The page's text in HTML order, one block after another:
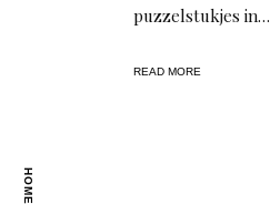
HOME
puzzelstukjes in…
READ MORE